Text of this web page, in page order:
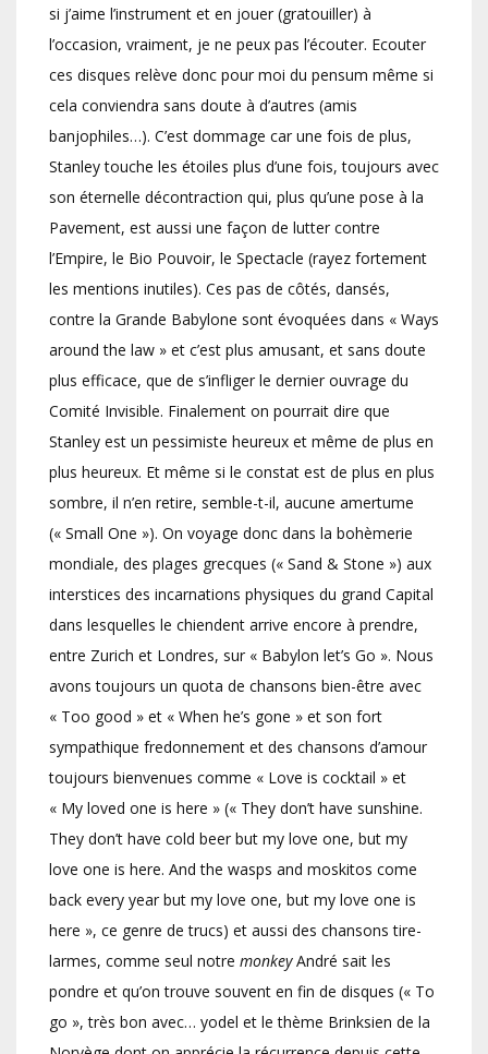
si j’aime l’instrument et en jouer (gratouiller) à
l’occasion, vraiment, je ne peux pas l’écouter. Ecouter
ces disques relève donc pour moi du pensum même si
cela conviendra sans doute à d’autres (amis
banjophiles…). C’est dommage car une fois de plus,
Stanley touche les étoiles plus d’une fois, toujours avec
son éternelle décontraction qui, plus qu’une pose à la
Pavement, est aussi une façon de lutter contre
l’Empire, le Bio Pouvoir, le Spectacle (rayez fortement
les mentions inutiles). Ces pas de côtés, dansés,
contre la Grande Babylone sont évoquées dans « Ways
around the law » et c’est plus amusant, et sans doute
plus efficace, que de s’infliger le dernier ouvrage du
Comité Invisible. Finalement on pourrait dire que
Stanley est un pessimiste heureux et même de plus en
plus heureux. Et même si le constat est de plus en plus
sombre, il n’en retire, semble-t-il, aucune amertume
(« Small One »). On voyage donc dans la bohèmerie
mondiale, des plages grecques (« Sand & Stone ») aux
interstices des incarnations physiques du grand Capital
dans lesquelles le chiendent arrive encore à prendre,
entre Zurich et Londres, sur « Babylon let’s Go ». Nous
avons toujours un quota de chansons bien-être avec
« Too good » et « When he’s gone » et son fort
sympathique fredonnement et des chansons d’amour
toujours bienvenues comme « Love is cocktail » et
« My loved one is here » (« They don’t have sunshine.
They don’t have cold beer but my love one, but my
love one is here. And the wasps and moskitos come
back every year but my love one, but my love one is
here », ce genre de trucs) et aussi des chansons tire-
larmes, comme seul notre monkeyAndré sait les
pondre et qu’on trouve souvent en fin de disques (« To
go », très bon avec… yodel et le thème Brinksien de la